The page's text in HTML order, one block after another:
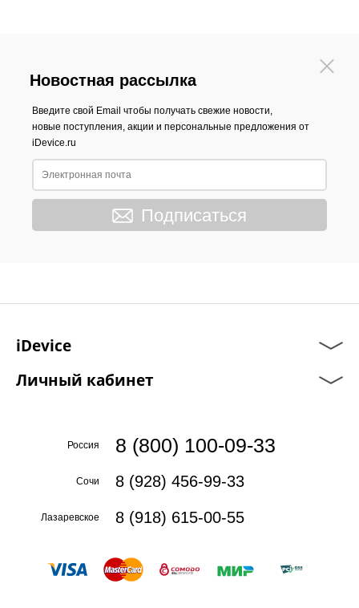
Новостная рассылка
Введите свой Email чтобы получать свежие новости,
новые поступления, акции и персональные предложения от
iDevice.ru
Подписаться
iDevice
Личный кабинет
Россия 8 (800) 100-09-33
Сочи 8 (928) 456-99-33
Лазаревское 8 (918) 615-00-55